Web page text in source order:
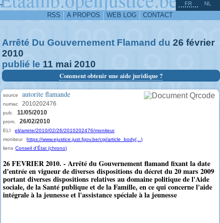
-
RSS A PROPOS WEB LOG CONTACT
FR NL
Arrêté Du Gouvernement Flamand du 26 février
2010
publié le 11 mai 2010
Comment obtenir une aide juridique ?
source autorite flamande
numac 2010202476
pub. 11/05/2010
prom. 26/02/2010
ELI
eli/arrete/2010/02/26/2010202476/moniteur
moniteur
https://www.ejustice.just.fgov.be/cgi/article_body(...)
liens Conseil d'État (chrono)
26 FEVRIER 2010. - Arrêté du Gouvernement flamand fixant la date
d'entrée en vigueur de diverses dispositions du décret du 20 mars 2009
portant diverses dispositions relatives au domaine politique de l'Aide
sociale, de la Santé publique et de la Famille, en ce qui concerne l'aide
intégrale à la jeunesse et l'assistance spéciale à la jeunesse
^